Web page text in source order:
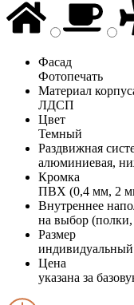
Фасад
Фотопечать
Материал
ЛДСП
Цвет
Темный
Раздвижная
алюминиевая,
Кромка
ПВХ (0,4 мм, 2
Внутреннее
на выбор
Размер
индивидуальный
Цена
указана за